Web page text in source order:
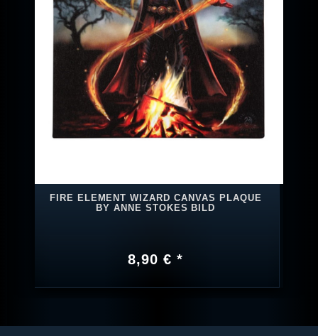
FIRE ELEMENT WIZARD CANVAS PLAQUE
BY ANNE STOKES BILD
8,90 € *